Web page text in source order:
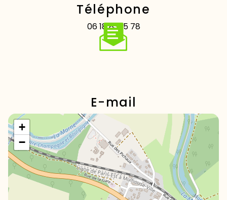
Téléphone
06 18 83 15 78
E-mail
cindy.cantonnet.diet@gmail.com
+
−